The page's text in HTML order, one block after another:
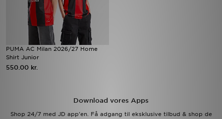
PUMA AC Milan 2026/27 Home
Shirt Junior
550.00 kr.
Download vores Apps
Shop 24/7 med JD app'en. Få adgang til eksklusive tilbud & shop de
Hjælp & information